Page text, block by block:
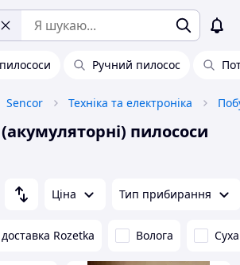
Ручний пилосос
Sencor Техніка та електроніка
пилососи
Ціна Тип прибирання
Rozetka Волога Суха